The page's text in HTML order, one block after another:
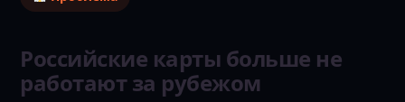
Российские карты больше не
работают за рубежом